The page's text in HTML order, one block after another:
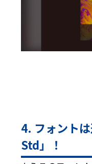
4. フォント
Std」！